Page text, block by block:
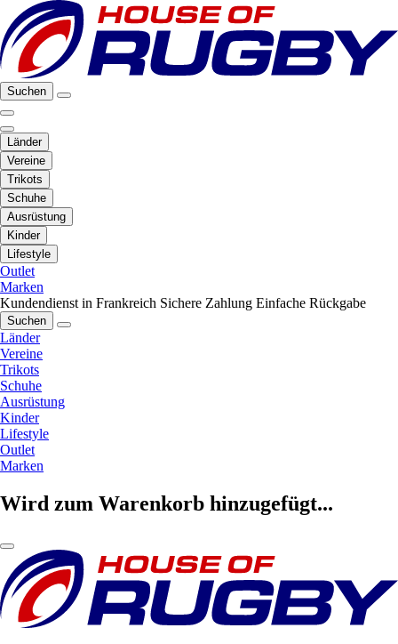
Suchen
Länder
Vereine
Trikots
Schuhe
Ausrüstung
Kinder
Lifestyle
Outlet
Marken
Kundendienst in Frankreich Sichere Zahlung Einfache Rückgabe
Suchen
Länder
Vereine
Trikots
Schuhe
Ausrüstung
Kinder
Lifestyle
Outlet
Marken
Wird zum Warenkorb hinzugefügt...